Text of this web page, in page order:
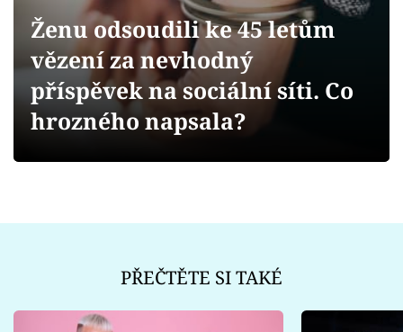
Videa
Sledujte prima+
Ženu odsoudili ke 45 letům
vězení za nevhodný
příspěvek na sociální síti. Co
hrozného napsala?
PŘEČTĚTE SI TAKÉ